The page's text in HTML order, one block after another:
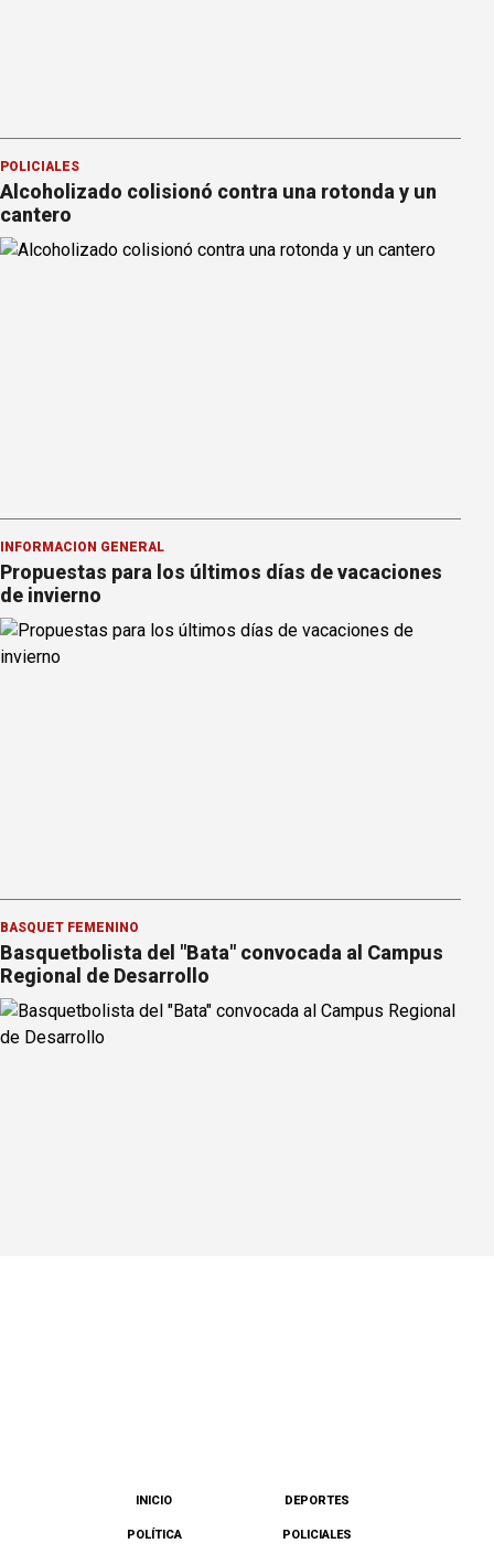
POLICIALES
Alcoholizado colisionó contra una rotonda y un
cantero
INFORMACION GENERAL
Propuestas para los últimos días de vacaciones
de invierno
BÁSQUET FEMENINO
Basquetbolista del "Bata" convocada al Campus
Regional de Desarrollo
INICIO DEPORTES
POLÍTICA POLICIALES